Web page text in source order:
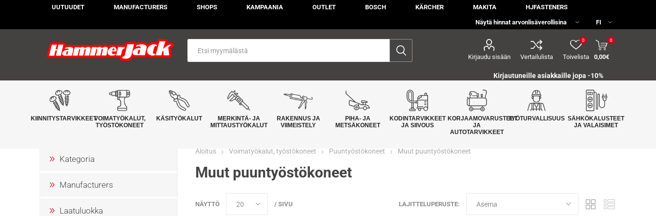
UUTUUDET MANUFACTURERS SHOPS KAMPAANIA OUTLET BOSCH KÄRCHER MAKITA HJFASTENERS
Kirjaudu sisään Vertailulista Toivelista
0 0
0,00€
Kirjautuneille asiakkaille jopa -10%
KIINNITYSTARVIKKEETVOIMATYÖKALUT,
TYÖSTÖKONEET
KÄSITYÖKALUT
MERKINTÄ- JA
MITTAUSTYÖKALUT
RAKENNUS JA
VIIMEISTELY
PIHA- JA
METSÄKONEET
KODINTARVIKKEET
JA SIIVOUS
KORJAAMOVARUSTEET
JA
AUTOTARVIKKEET
TYÖTURVALLISUUS SÄHKÖKALUSTEET
JA VALAISIMET
Aloitus Voimatyökalut, työstökoneet Puuntyöstökoneet Muut puuntyöstökoneet
Muut puuntyöstökoneet
LAJITTELUPERUSTE:
NÄYTTÖ / SIVU
Kategoria
Manufacturers
Laatuluokka